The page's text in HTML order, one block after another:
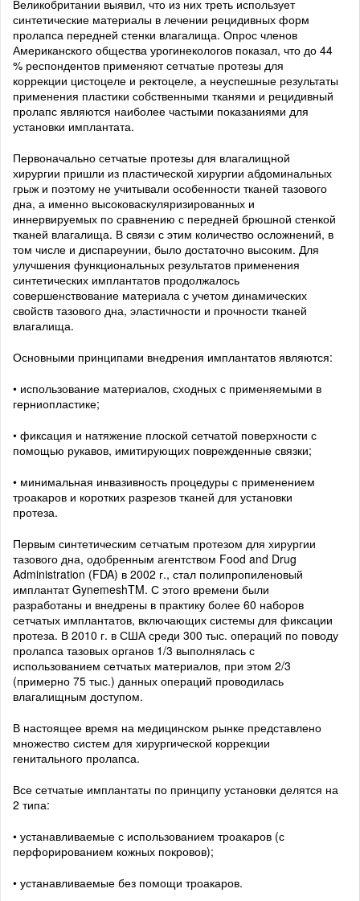
Великобритании выявил, что из них треть использует
синтетические материалы в лечении рецидивных форм
пролапса передней стенки влагалища. Опрос членов
Американского общества урогинекологов показал, что до 44
% респондентов применяют сетчатые протезы для
коррекции цистоцеле и ректоцеле, а неуспешные результаты
применения пластики собственными тканями и рецидивный
пролапс являются наиболее частыми показаниями для
установки имплантата.
Первоначально сетчатые протезы для влагалищной
хирургии пришли из пластической хирургии абдоминальных
грыж и поэтому не учитывали особенности тканей тазового
дна, а именно высоковаскуляризированных и
иннервируемых по сравнению с передней брюшной стенкой
тканей влагалища. В связи с этим количество осложнений, в
том числе и диспареунии, было достаточно высоким. Для
улучшения функциональных результатов применения
синтетических имплантатов продолжалось
совершенствование материала с учетом динамических
свойств тазового дна, эластичности и прочности тканей
влагалища.
Основными принципами внедрения имплантатов являются:
• использование материалов, сходных с применяемыми в
герниопластике;
• фиксация и натяжение плоской сетчатой поверхности с
помощью рукавов, имитирующих поврежденные связки;
• минимальная инвазивность процедуры с применением
троакаров и коротких разрезов тканей для установки
протеза.
Первым синтетическим сетчатым протезом для хирургии
тазового дна, одобренным агентством Food and Drug
Administration (FDA) в 2002 г., стал полипропиленовый
имплантат GynemeshTM. С этого времени были
разработаны и внедрены в практику более 60 наборов
сетчатых имплантатов, включающих системы для фиксации
протеза. В 2010 г. в США среди 300 тыс. операций по поводу
пролапса тазовых органов 1/3 выполнялась с
использованием сетчатых материалов, при этом 2/3
(примерно 75 тыс.) данных операций проводилась
влагалищным доступом.
В настоящее время на медицинском рынке представлено
множество систем для хирургической коррекции
генитального пролапса.
Все сетчатые имплантаты по принципу установки делятся на
2 типа:
• устанавливаемые с использованием троакаров (с
перфорированием кожных покровов);
• устанавливаемые без помощи троакаров.